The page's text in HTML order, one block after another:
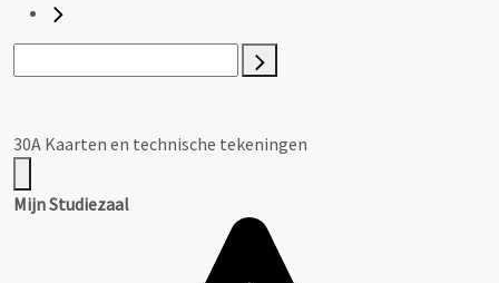
30A Kaarten en technische tekeningen
Mijn Studiezaal